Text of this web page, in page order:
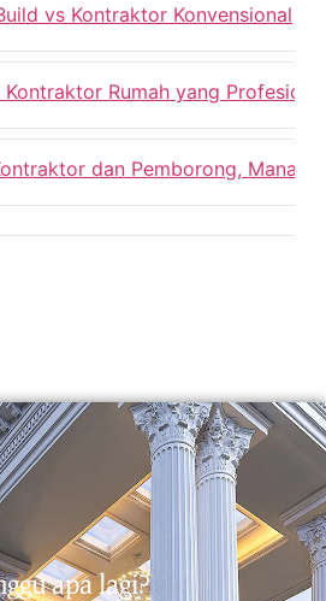
vs Kontraktor Konvensional
Rumah yang
dan Pemborong, Mana
apa lagi?